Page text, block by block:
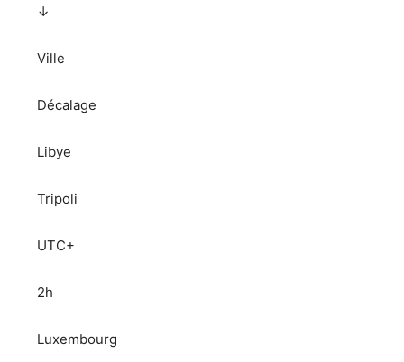
↓
Ville
Décalage
Libye
Tripoli
UTC+
2h
Luxembourg